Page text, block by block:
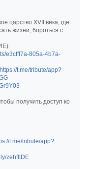
царство XVII века, где
жизни, бороться с
e3cfff7a-805a-4b7a-
https://t.me/tribute/app?
получить доступ ко
t.me/tribute/app?
zehfltDE